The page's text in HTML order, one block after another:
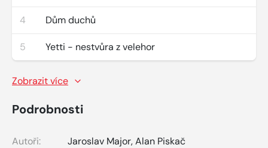
4 Dům duchů
5 Yetti - nestvůra z velehor
Zobrazit více
Podrobnosti
Autoři: Jaroslav Major,Alan Piskač